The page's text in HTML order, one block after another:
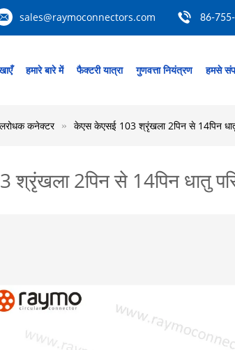
sales@raymoconnectors.com 86-
हमारे बारे में फैक्टरी यात्रा गुणवत्ता नियंत्रण हमसे
कनेक्टर केएस केएसई 103 श्रृंखला 2पिन से 14पिन
2पिन से 14पिन धातु